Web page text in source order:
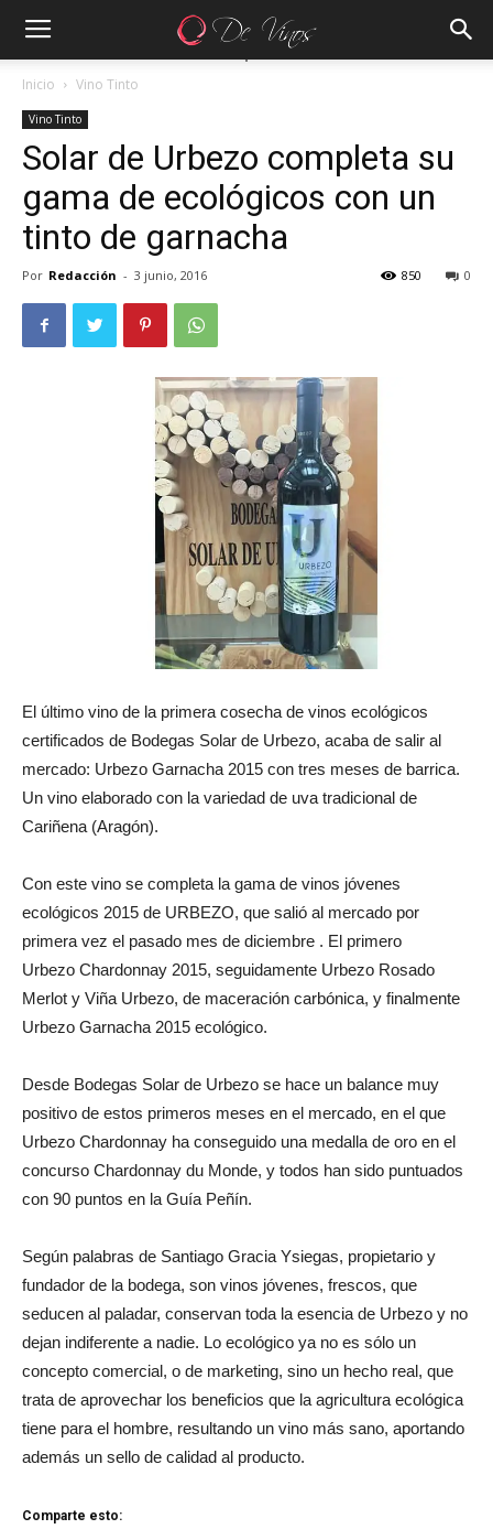
Inicio Vino Tinto
Vino Tinto
Solar de Urbezo completa su
gama de ecológicos con un
tinto de garnacha
Por Redacción - 3 junio, 2016 0
850
El último vino de la primera cosecha de vinos ecológicos
certificados de Bodegas Solar de Urbezo, acaba de salir al
mercado: Urbezo Garnacha 2015 con tres meses de barrica.
Un vino elaborado con la variedad de uva tradicional de
Cariñena (Aragón).
Con este vino se completa la gama de vinos jóvenes
ecológicos 2015 de URBEZO, que salió al mercado por
primera vez el pasado mes de diciembre . El primero
Urbezo Chardonnay 2015, seguidamente Urbezo Rosado
Merlot y Viña Urbezo, de maceración carbónica, y finalmente
Urbezo Garnacha 2015 ecológico.
Desde Bodegas Solar de Urbezo se hace un balance muy
positivo de estos primeros meses en el mercado, en el que
Urbezo Chardonnay ha conseguido una medalla de oro en el
concurso Chardonnay du Monde, y todos han sido puntuados
con 90 puntos en la Guía Peñín.
Según palabras de Santiago Gracia Ysiegas, propietario y
fundador de la bodega, son vinos jóvenes, frescos, que
seducen al paladar, conservan toda la esencia de Urbezo y no
dejan indiferente a nadie. Lo ecológico ya no es sólo un
concepto comercial, o de marketing, sino un hecho real, que
trata de aprovechar los beneficios que la agricultura ecológica
tiene para el hombre, resultando un vino más sano, aportando
además un sello de calidad al producto.
Comparte esto: